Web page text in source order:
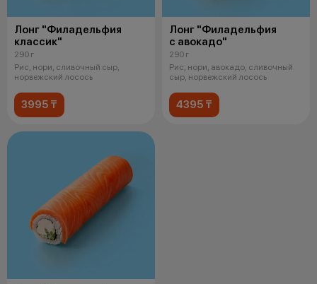
Лонг "Филадельфия
классик"
290 г
Рис, нори, сливочный сыр,
норвежский лосось
3995 ₸
Лонг "Филадельфия
с авокадо"
290 г
Рис, нори, авокадо, сливочный
сыр, норвежский лосось
4395 ₸